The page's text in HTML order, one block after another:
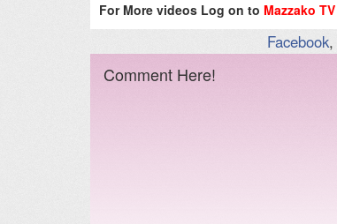
For More videos Log on to Mazzako TV
Facebook,
Comment Here!